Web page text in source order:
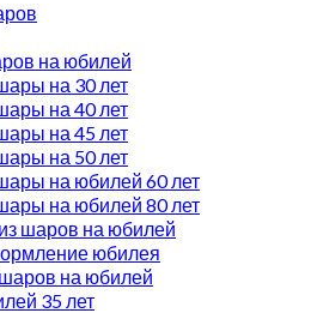
на юбилей
на 30 лет
на 40 лет
на 45 лет
на 50 лет
на юбилей 60 лет
на юбилей 80 лет
шаров на юбилей
юбилея
на юбилей
35 лет